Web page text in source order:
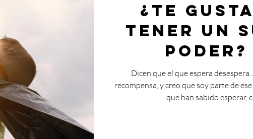
¿Te
tener un
poder?
Dicen que el que espera
recompensa, y creo que soy parte de
que han sabido esperar,